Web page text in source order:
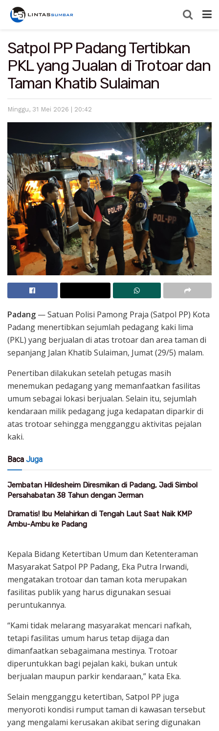
Satpol PP Padang Tertibkan
PKL yang Jualan di Trotoar dan
Taman Khatib Sulaiman
Minggu, 31 Mei 2026 | 20:42
Padang — Satuan Polisi Pamong Praja (Satpol PP) Kota
Padang menertibkan sejumlah pedagang kaki lima
(PKL) yang berjualan di atas trotoar dan area taman di
sepanjang Jalan Khatib Sulaiman, Jumat (29/5) malam.
Penertiban dilakukan setelah petugas masih
menemukan pedagang yang memanfaatkan fasilitas
umum sebagai lokasi berjualan. Selain itu, sejumlah
kendaraan milik pedagang juga kedapatan diparkir di
atas trotoar sehingga mengganggu aktivitas pejalan
kaki.
Baca Juga
Jembatan Hildesheim Diresmikan di Padang, Jadi Simbol
Persahabatan 38 Tahun dengan Jerman
Dramatis! Ibu Melahirkan di Tengah Laut Saat Naik KMP
Ambu-Ambu ke Padang
Kepala Bidang Ketertiban Umum dan Ketenteraman
Masyarakat Satpol PP Padang, Eka Putra Irwandi,
mengatakan trotoar dan taman kota merupakan
fasilitas publik yang harus digunakan sesuai
peruntukannya.
“Kami tidak melarang masyarakat mencari nafkah,
tetapi fasilitas umum harus tetap dijaga dan
dimanfaatkan sebagaimana mestinya. Trotoar
diperuntukkan bagi pejalan kaki, bukan untuk
berjualan maupun parkir kendaraan,” kata Eka.
Selain mengganggu ketertiban, Satpol PP juga
menyoroti kondisi rumput taman di kawasan tersebut
yang mengalami kerusakan akibat sering digunakan